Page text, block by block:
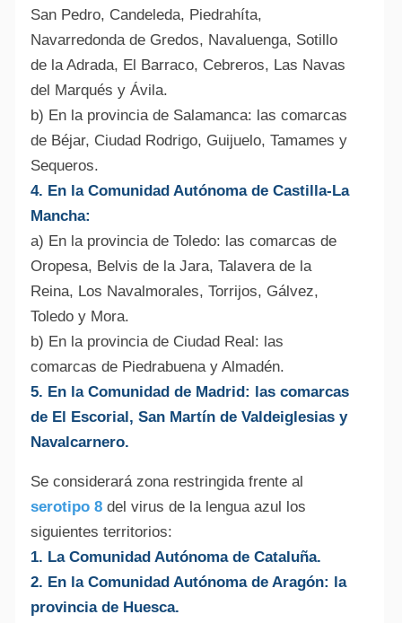
San Pedro, Candeleda, Piedrahíta,
Navarredonda de Gredos, Navaluenga, Sotillo
de la Adrada, El Barraco, Cebreros, Las Navas
del Marqués y Ávila.
b) En la provincia de Salamanca: las comarcas
de Béjar, Ciudad Rodrigo, Guijuelo, Tamames y
Sequeros.
4. En la Comunidad Autónoma de Castilla-La
Mancha:
a) En la provincia de Toledo: las comarcas de
Oropesa, Belvis de la Jara, Talavera de la
Reina, Los Navalmorales, Torrijos, Gálvez,
Toledo y Mora.
b) En la provincia de Ciudad Real: las
comarcas de Piedrabuena y Almadén.
5. En la Comunidad de Madrid: las comarcas
de El Escorial, San Martín de Valdeiglesias y
Navalcarnero.
Se considerará zona restringida frente al
serotipo 8del virus de la lengua azul los
siguientes territorios:
1. La Comunidad Autónoma de Cataluña.
2. En la Comunidad Autónoma de Aragón: la
provincia de Huesca.